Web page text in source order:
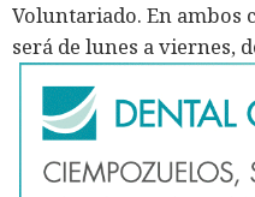
Voluntariado. En ambos
será de lunes a viernes,